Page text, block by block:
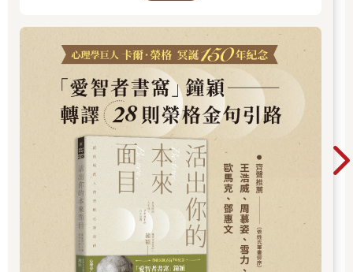
的自己……想知道如何開始這段心靈旅程嗎？